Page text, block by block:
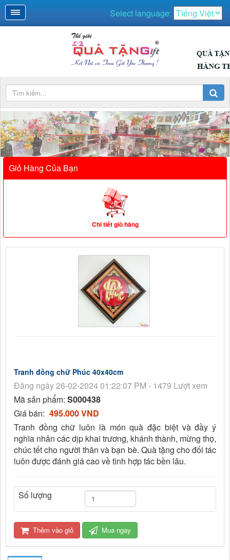
Select language:
QUÀ NGÀY LỄ
Giỏ Hàng Của Bạn
Chi tiết giỏ hàng
Tranh đồng chữ Phúc 40x40cm
Đăng ngày 26-02-2024 01:22:07 PM - 1479 Lượt xem
Mã sản phẩm: S000438
Giá bán: 495.000 VND
Tranh đồng chữ luôn là món quà đặc biệt và đầy ý
nghĩa nhân các dịp khai trương, khánh thành, mừng thọ,
chúc tết cho người thân và bạn bè. Quà tặng cho đối tác
luôn được đánh giá cao về tình hợp tác bền lâu.
Số lượng
Thêm vào giỏ Mua ngay